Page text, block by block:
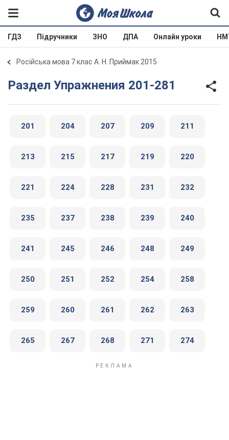
ГДЗ Підручники ЗНО ДПА Онлайн уроки
Російська мова 7 клас А. Н. Приймак 2015
Раздел Упражнения 201-281
201 204 207 209 211
213 215 217 219 220
221 224 228 231 232
235 237 238 239 240
241 245 246 248 249
250 251 252 254 258
259 260 261 262 263
265 267 268 271 274